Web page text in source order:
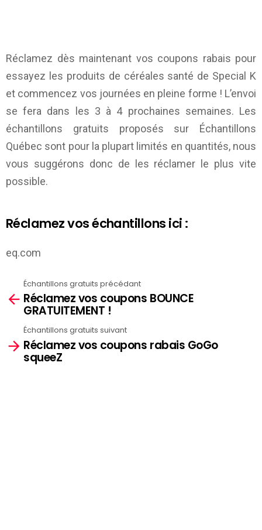
Réclamez dès maintenant vos coupons rabais pour
essayez les produits de céréales santé de Special K
et commencez vos journées en pleine forme ! L’envoi
se fera dans les 3 à 4 prochaines semaines. Les
échantillons gratuits proposés sur Échantillons
Québec sont pour la plupart limités en quantités, nous
vous suggérons donc de les réclamer le plus vite
possible.
Réclamez vos échantillons ici :
eq.com
more
Échantillons gratuits précédant
Réclamez vos coupons BOUNCE
GRATUITEMENT !
Échantillons gratuits suivant
Réclamez vos coupons rabais GoGo
squeeZ